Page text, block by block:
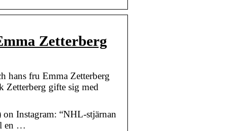
Zetterberg
hans fru Emma Zetterberg
gifte sig med
Instagram: “NHL-stjärnan
en …